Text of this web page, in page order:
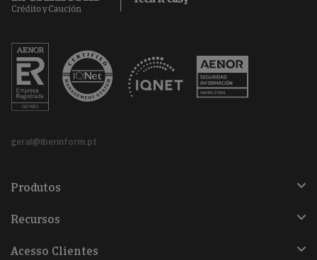
geral@iberinform.pt
Produtos
Recursos
Acesso Clientes